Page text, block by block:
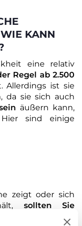
KANN
eine relativ
Regel ab 2.500
Allerdings ist sie
da sie sich auch
äußern kann,
sind einige
zeigt oder sich
sollten Sie
, dabei die